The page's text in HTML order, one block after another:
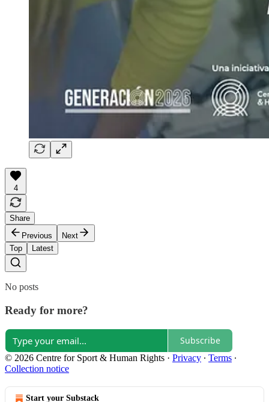
4
Share
Previous
Next
Top
Latest
No posts
Ready for more?
Subscribe
© 2026 Centre for Sport & Human Rights · Privacy ∙ Terms ∙
Collection notice
Start your Substack